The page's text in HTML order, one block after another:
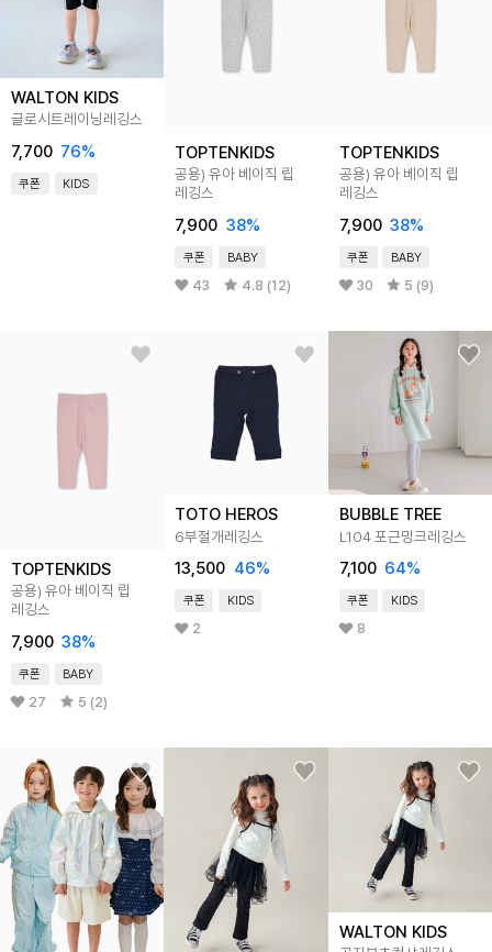
WALTON KIDS
글로시트레이닝레깅스
7,700 76%
쿠폰 KIDS
TOPTENKIDS
공용) 유아 베이직 립
레깅스
7,900 38%
쿠폰 BABY
43 4.8 (12)
TOPTENKIDS
공용) 유아 베이직 립
레깅스
7,900 38%
쿠폰 BABY
30 5 (9)
TOPTENKIDS
공용) 유아 베이직 립
레깅스
7,900 38%
쿠폰 BABY
27 5 (2)
TOTO HEROS
6부절개레깅스
13,500 46%
쿠폰 KIDS
2
BUBBLE TREE
L104 포근밍크레깅스
7,100 64%
쿠폰 KIDS
8
WALTON KIDS